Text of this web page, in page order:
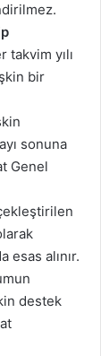
takvim yılı
bir
sonuna
Genel
esas alınır.
destek